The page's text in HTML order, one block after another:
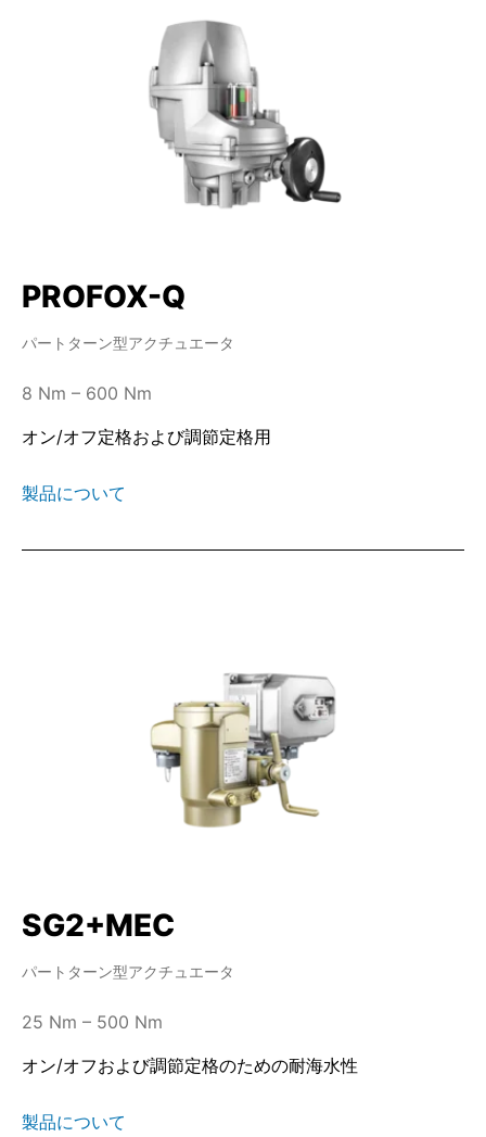
PROFOX-Q
パートターン型アクチュエータ
8 Nm – 600 Nm
オン/オフ定格および調節定格用
製品について
SG2+MEC
パートターン型アクチュエータ
25 Nm – 500 Nm
オン/オフおよび調節定格のための耐海水性
製品について